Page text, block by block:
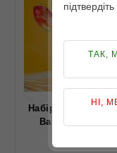
Набiр Flavorlab
Banana Mango
підтвердіть
ТАК,
НІ,